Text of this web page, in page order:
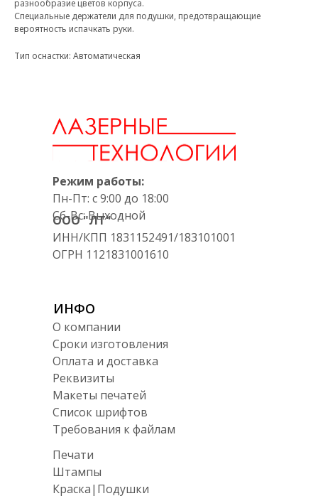
разнообразие цветов корпуса.
Специальные держатели для подушки, предотвращающие
вероятность испачкать руки.
Тип оснастки: Автоматическая
ИНФО
Режим работы:
Пн-Пт: с 9:00 до 18:00
Сб-Вс: Выходной
О компании
Сроки изготовления
Оплата и доставка
Реквизиты
Макеты печатей
Список шрифтов
Требования к файлам
Печати
Штампы
Краска|Подушки
ООО "ЛТ"
ИНН/КПП 1831152491/183101001
ОГРН 1121831001610